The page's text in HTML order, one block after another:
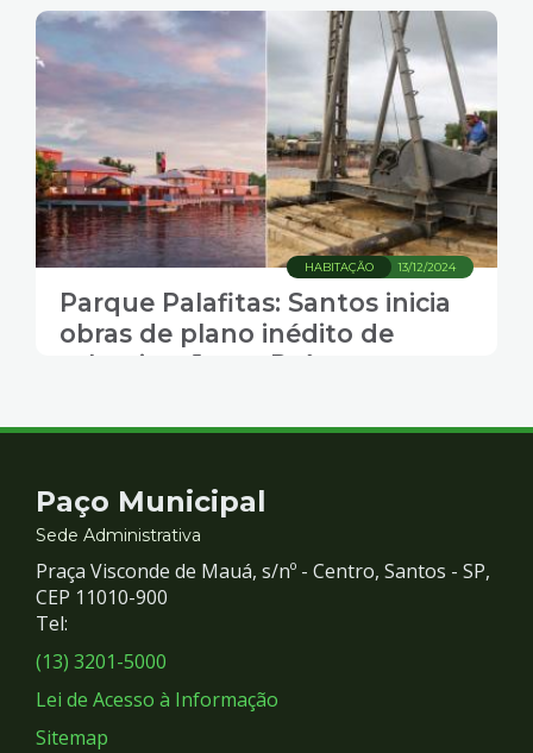
13/12/2024
HABITAÇÃO
Parque Palafitas: Santos inicia
obras de plano inédito de
urbanização no País
Contato
e
Redes
Sociais
Paço Municipal
Sede Administrativa
Praça Visconde de Mauá, s/nº - Centro, Santos - SP,
CEP 11010-900
Tel:
(13) 3201-5000
Lei de Acesso à Informação
Sitemap